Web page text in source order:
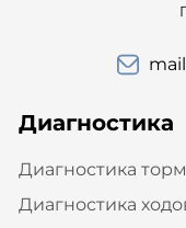
Диагностика
Диагностика
Диагностика